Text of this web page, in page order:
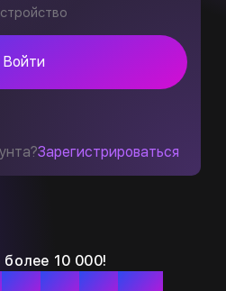
более 10 000!
Войти
Зарегистрироваться